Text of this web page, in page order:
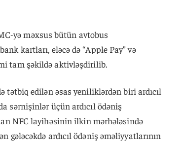
yə məxsus bütün avtobus
kartları, eləcə də “Apple Pay” və
tam şəkildə aktivləşdirilib.
tətbiq edilən əsas yeniliklərdən biri ardıcıl
sərnişinlər üçün ardıcıl ödəniş
NFC layihəsinin ilkin mərhələsində
ardıcıl ödəniş əməliyyatlarının